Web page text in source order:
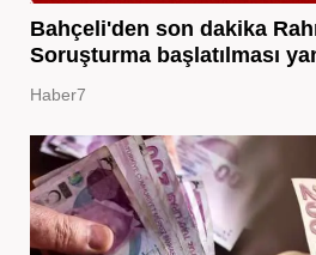
Bahçeli'den son dakika
Soruşturma başlatılması
Haber7